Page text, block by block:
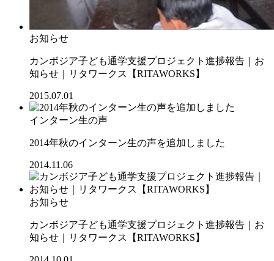
お知らせ
カンボジア子ども通学支援プロジェクト進捗報告｜お
知らせ｜リタワークス【RITAWORKS】
2015.07.01
インターン生の声
2014年秋のインターン生の声を追加しました
2014.11.06
お知らせ
カンボジア子ども通学支援プロジェクト進捗報告｜お
知らせ｜リタワークス【RITAWORKS】